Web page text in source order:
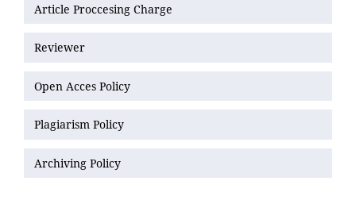
Article Proccesing Charge
Reviewer
Open Acces Policy
Plagiarism Policy
Archiving Policy